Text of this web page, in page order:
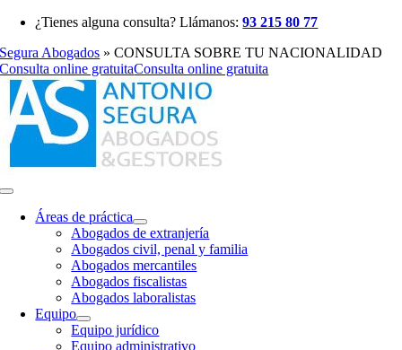
Saltar
contenido
¿Tienes alguna consulta? Llámanos:93 215 80 77
Segura Abogados »CONSULTA SOBRE TU NACIONALIDAD
Consulta online gratuitaConsulta online gratuita
Toggle
NavigationÁreas de práctica
Abogados de extranjería
Abogados civil, penal y familia
Abogados mercantiles
Abogados fiscalistas
Abogados laboralistas
Equipo
Equipo jurídico
Equipo administrativo